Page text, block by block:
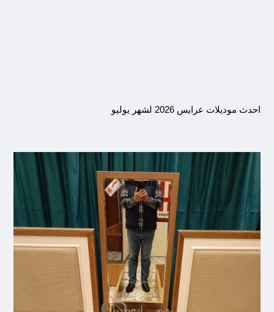
احدث موديلات عرايس 2026 لشهر يوليو